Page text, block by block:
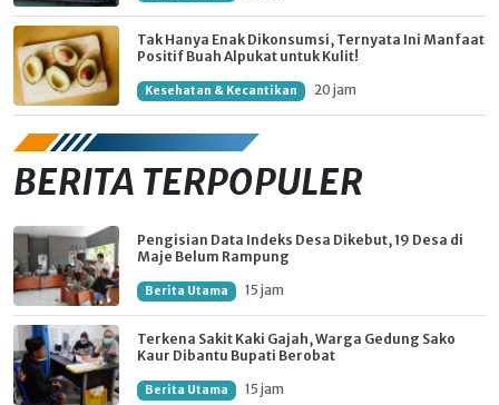
Tak Hanya Enak Dikonsumsi, Ternyata Ini Manfaat
Positif Buah Alpukat untuk Kulit!
Kesehatan & Kecantikan 20 jam
BERITA TERPOPULER
Pengisian Data Indeks Desa Dikebut, 19 Desa di
Maje Belum Rampung
Berita Utama 15 jam
Terkena Sakit Kaki Gajah, Warga Gedung Sako
Kaur Dibantu Bupati Berobat
Berita Utama 15 jam